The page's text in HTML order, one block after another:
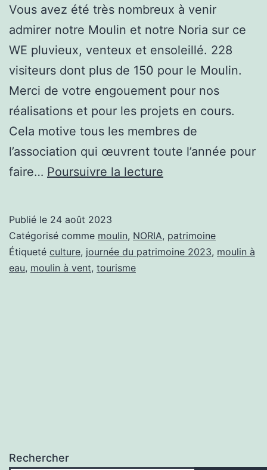
Vous avez été très nombreux à venir
admirer notre Moulin et notre Noria sur ce
WE pluvieux, venteux et ensoleillé. 228
visiteurs dont plus de 150 pour le Moulin.
Merci de votre engouement pour nos
réalisations et pour les projets en cours.
Cela motive tous les membres de
l’association qui œuvrent toute l’année pour
faire… Poursuivre la lecture
2023
Publié le 24 août 2023
Catégorisé comme moulin, NORIA, patrimoine
Étiqueté culture, journée du patrimoine 2023, moulin à
eau, moulin à vent, tourisme
Rechercher